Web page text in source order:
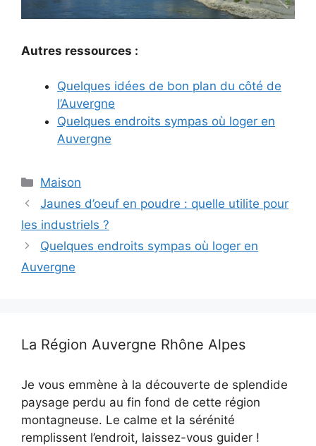
Autres ressources :
Quelques idées de bon plan du côté de
l’Auvergne
Quelques endroits sympas où loger en
Auvergne
Catégories
Maison
Jaunes d’oeuf en poudre : quelle utilite pour
les industriels ?
Quelques endroits sympas où loger en
Auvergne
La Région Auvergne Rhône Alpes
Je vous emmène à la découverte de splendide
paysage perdu au fin fond de cette région
montagneuse. Le calme et la sérénité
remplissent l’endroit, laissez-vous guider !